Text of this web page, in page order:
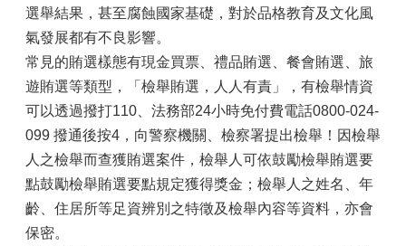
選舉結果，甚至腐蝕國家基礎，對於品格教育及文化風
氣發展都有不良影響。
常見的賄選樣態有現金買票、禮品賄選、餐會賄選、旅
遊賄選等類型，「檢舉賄選，人人有責」，有檢舉情資
可以透過撥打110、法務部24小時免付費電話0800-024-
099 撥通後按4，向警察機關、檢察署提出檢舉！因檢舉
人之檢舉而查獲賄選案件，檢舉人可依鼓勵檢舉賄選要
點鼓勵檢舉賄選要點規定獲得獎金；檢舉人之姓名、年
齡、住居所等足資辨別之特徵及檢舉內容等資料，亦會
保密。